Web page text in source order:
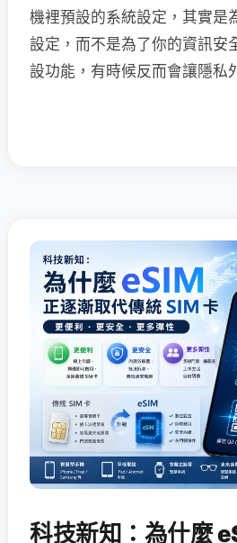
機裡預設的系統設定，其實是
設定，而不是為了你的資訊安
設功能，有時候反而會讓隱私
科技新知：為什麼